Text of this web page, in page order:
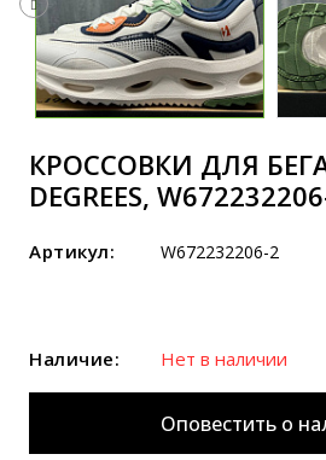
КРОССОВКИ ДЛЯ
DEGREES,
Артикул: W672232206-2
Наличие: Нет в наличии
Оповестить о